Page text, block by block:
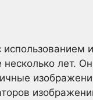
лет.